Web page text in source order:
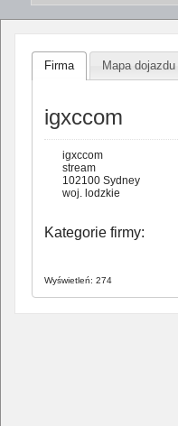
Firma Mapa dojazdu
igxccom
igxccom
stream
102100 Sydney
woj. lodzkie
Kategorie firmy:
Wyświetleń: 274